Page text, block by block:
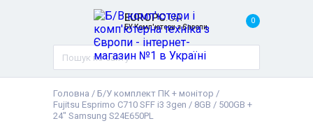
EUROPC.UA
БУ Комп'ютери з Європи
0
Головна / Б/У комплект ПК + монітор /
Fujitsu Esprimo C710 SFF i3 3gen / 8GB / 500GB +
24" Samsung S24E650PL